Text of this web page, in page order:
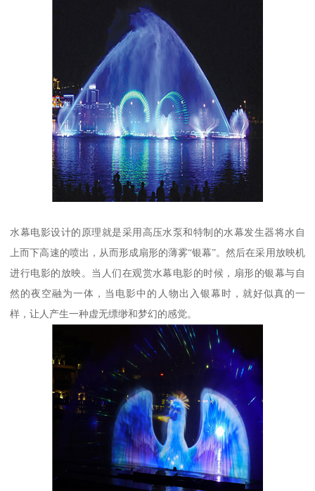
水幕电影设计的原理就是采用高压水泵和特制的水幕发生器将水自
上而下高速的喷出，从而形成扇形的薄雾“银幕”。然后在采用放映机
进行电影的放映。当人们在观赏水幕电影的时候，扇形的银幕与自
然的夜空融为一体，当电影中的人物出入银幕时，就好似真的一
样，让人产生一种虚无缥缈和梦幻的感觉。